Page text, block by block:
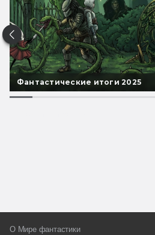
Фантастические итоги 2025
О Мире фантастики